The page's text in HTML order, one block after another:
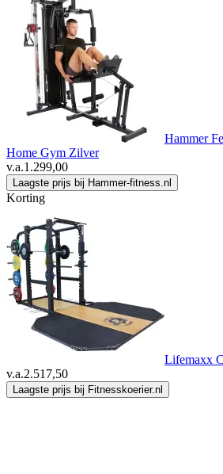
Hammer
Home Gym Zilver
v.a.1.299,00
Laagste prijs bij Hammer-fitness.nl
Korting
Lifemaxx
v.a.2.517,50
Laagste prijs bij Fitnesskoerier.nl